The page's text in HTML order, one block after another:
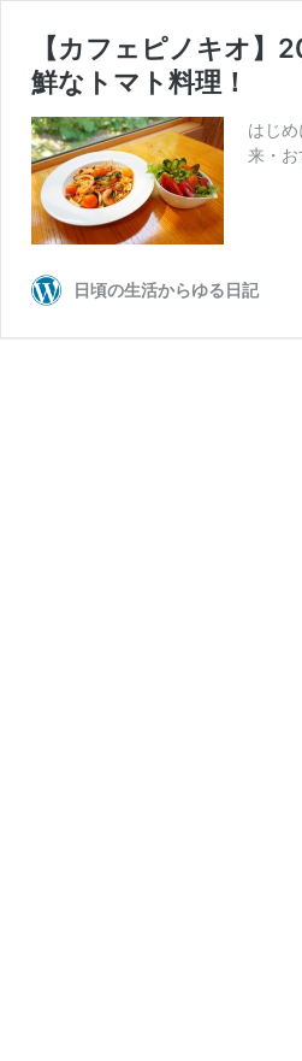
【カフェピノキオ】
鮮なトマト料理！
はじ
来・
日頃の生活からゆる日記